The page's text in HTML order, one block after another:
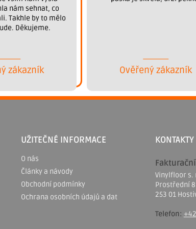
nám sehnat, co
Takhle by to mělo
Děkujeme.
zákazník Ověřený zákazník
UŽITEČNÉ INFORMACE
O nás
Články a návody
Obchodní podmínky
Ochrana osobních údajů a dat
KONTAKTY
Vinylfloor s.
Prostřední
253 01
Telefon: